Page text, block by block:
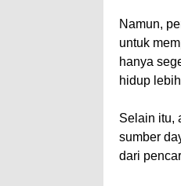
Namun,
untuk
hanya
hidup
Selain itu,
sumber
dari